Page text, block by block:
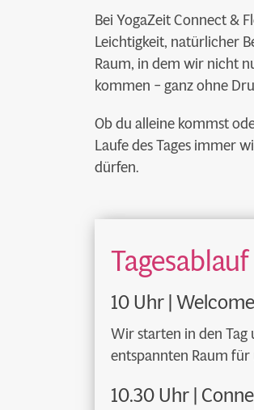
Bei YogaZeit Connect &
Leichtigkeit, natürlicher
Raum, in dem wir nicht
kommen – ganz ohne
Ob du alleine kommst
Laufe des Tages immer
dürfen.
Tagesablauf
10 Uhr |
Wir starten in den Tag
entspannten Raum
10.30 Uhr |